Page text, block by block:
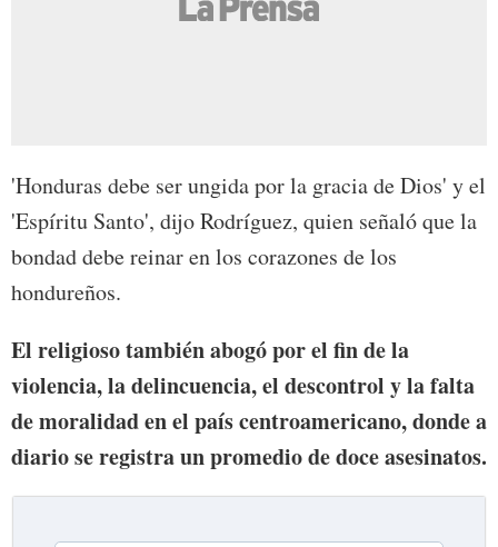
'Honduras debe ser ungida por la gracia de Dios' y el
'Espíritu Santo', dijo Rodríguez, quien señaló que la
bondad debe reinar en los corazones de los
hondureños.
El religioso también abogó por el fin de la
violencia, la delincuencia, el descontrol y la falta
de moralidad en el país centroamericano, donde a
diario se registra un promedio de doce asesinatos.